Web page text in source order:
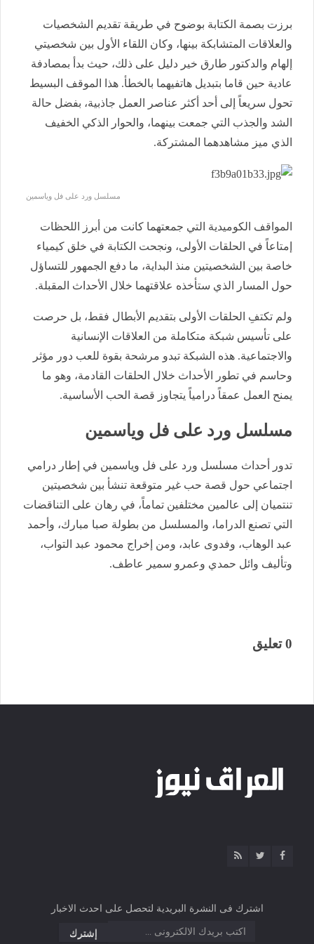
برزت بصمة الكتابة بوضوح في طريقة تقديم الشخصيات
والعلاقات المتشابكة بينها، وكان اللقاء الأول بين شخصيتي
إلهام والدكتور طارق خير دليل على ذلك، حيث بدأ بمصادفة
عادية حين قاما بتبديل هاتفيهما بالخطأ. هذا الموقف البسيط
تحول سريعاً إلى أحد أكثر عناصر العمل جاذبية، بفضل حالة
الشد والجذب التي جمعت بينهما، والحوار الذكي الخفيف
الذي ميز مشاهدهما المشتركة.
مسلسل ورد على فل وياسمين
المواقف الكوميدية التي جمعتهما كانت من أبرز اللحظات
إمتاعاً في الحلقات الأولى، ونجحت الكتابة في خلق كيمياء
خاصة بين الشخصيتين منذ البداية، ما دفع الجمهور للتساؤل
حول المسار الذي ستأخذه علاقتهما خلال الأحداث المقبلة.
ولم تكتفِ الحلقات الأولى بتقديم الأبطال فقط، بل حرصت
على تأسيس شبكة متكاملة من العلاقات الإنسانية
والاجتماعية. هذه الشبكة تبدو مرشحة بقوة للعب دور مؤثر
وحاسم في تطور الأحداث خلال الحلقات القادمة، وهو ما
يمنح العمل عمقاً درامياً يتجاوز قصة الحب الأساسية.
مسلسل ورد على فل وياسمين
تدور أحداث مسلسل ورد على فل وياسمين في إطار درامي
اجتماعي حول قصة حب غير متوقعة تنشأ بين شخصيتين
تنتميان إلى عالمين مختلفين تماماً، في رهان على التناقضات
التي تصنع الدراما، والمسلسل من بطولة صبا مبارك، وأحمد
عبد الوهاب، وفدوى عابد، ومن إخراج محمود عبد التواب،
وتأليف وائل حمدي وعمرو سمير عاطف.
0 تعليق
اشترك فى النشرة البريدية لتحصل على احدث الاخبار